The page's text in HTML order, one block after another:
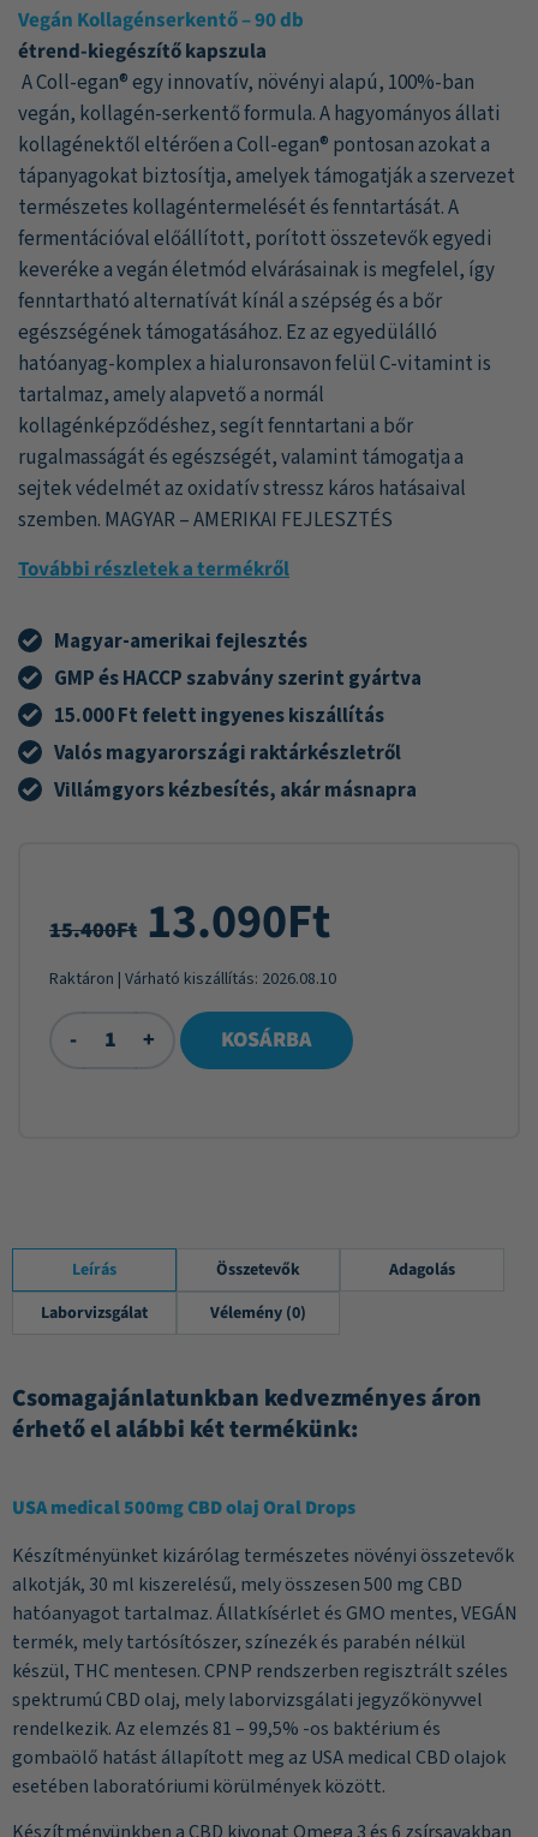
Vegán Kollagénserkentő – 90 db
étrend-kiegészítő kapszula
A Coll-egan® egy innovatív, növényi alapú, 100%-ban
vegán, kollagén-serkentő formula. A hagyományos állati
kollagénektől eltérően a Coll-egan® pontosan azokat a
tápanyagokat biztosítja, amelyek támogatják a szervezet
természetes kollagéntermelését és fenntartását. A
fermentációval előállított, porított összetevők egyedi
keveréke a vegán életmód elvárásainak is megfelel, így
fenntartható alternatívát kínál a szépség és a bőr
egészségének támogatásához. Ez az egyedülálló
hatóanyag-komplex a hialuronsavon felül C-vitamint is
tartalmaz, amely alapvető a normál
kollagénképződéshez, segít fenntartani a bőr
rugalmasságát és egészségét, valamint támogatja a
sejtek védelmét az oxidatív stressz káros hatásaival
szemben. MAGYAR – AMERIKAI FEJLESZTÉS
További részletek a termékről
Magyar-amerikai fejlesztés
GMP és HACCP szabvány szerint gyártva
15.000 Ft felett ingyenes kiszállítás
Valós magyarországi raktárkészletről
Villámgyors kézbesítés, akár másnapra
15.400Ft 13.090Ft
Raktáron | Várható kiszállítás: 2026.08.10
- + KOSÁRBA
Leírás Összetevők
Adagolás
Laborvizsgálat
Vélemény (0)
Csomagajánlatunkban kedvezményes áron
érhető el alábbi két termékünk:
USA medical 500mg CBD olaj Oral Drops
Készítményünket kizárólag természetes növényi összetevők
alkotják, 30 ml kiszerelésű, mely összesen 500 mg CBD
hatóanyagot tartalmaz. Állatkísérlet és GMO mentes, VEGÁN
termék, mely tartósítószer, színezék és parabén nélkül
készül, THC mentesen. CPNP rendszerben regisztrált széles
spektrumú CBD olaj, mely laborvizsgálati jegyzőkönyvvel
rendelkezik. Az elemzés 81 – 99,5% -os baktérium és
gombaölő hatást állapított meg az USA medical CBD olajok
esetében laboratóriumi körülmények között.